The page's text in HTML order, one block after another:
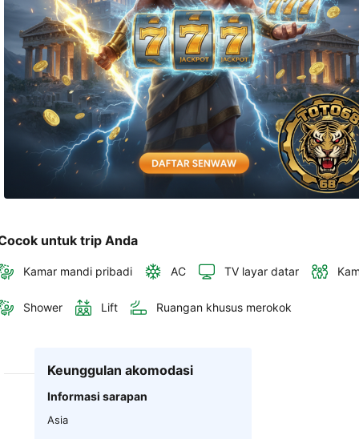
konfirmasi
pemesanan
dan
akun
Anda.
untuk trip Anda
Kamar mandi pribadi AC TV layar datar
Shower Lift Ruangan khusus merokok
Keunggulan akomodasi
Informasi sarapan
Asia